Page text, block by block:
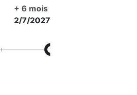
+ 6 mois
2/7/2027